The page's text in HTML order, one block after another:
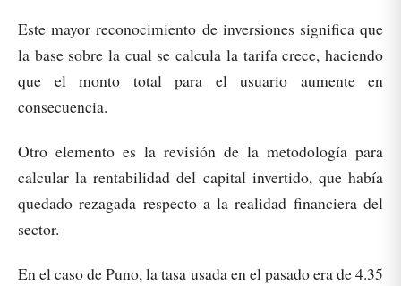
Este mayor reconocimiento de inversiones significa que
la base sobre la cual se calcula la tarifa crece, haciendo
que el monto total para el usuario aumente en
consecuencia.
Otro elemento es la revisión de la metodología para
calcular la rentabilidad del capital invertido, que había
quedado rezagada respecto a la realidad financiera del
sector.
En el caso de Puno, la tasa usada en el pasado era de 4.35